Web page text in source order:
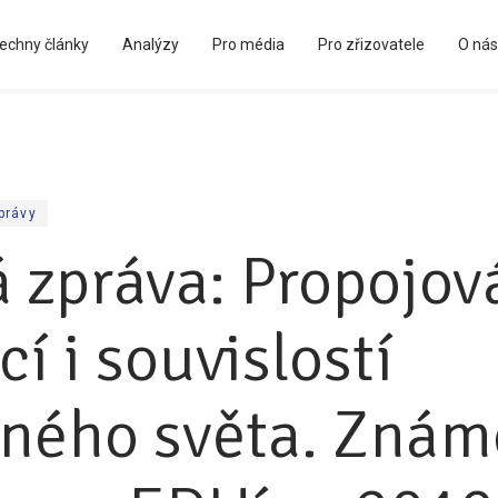
články Analýzy Pro média Pro zřizovatele O nás
zpráva:
i souvislostí
světa.